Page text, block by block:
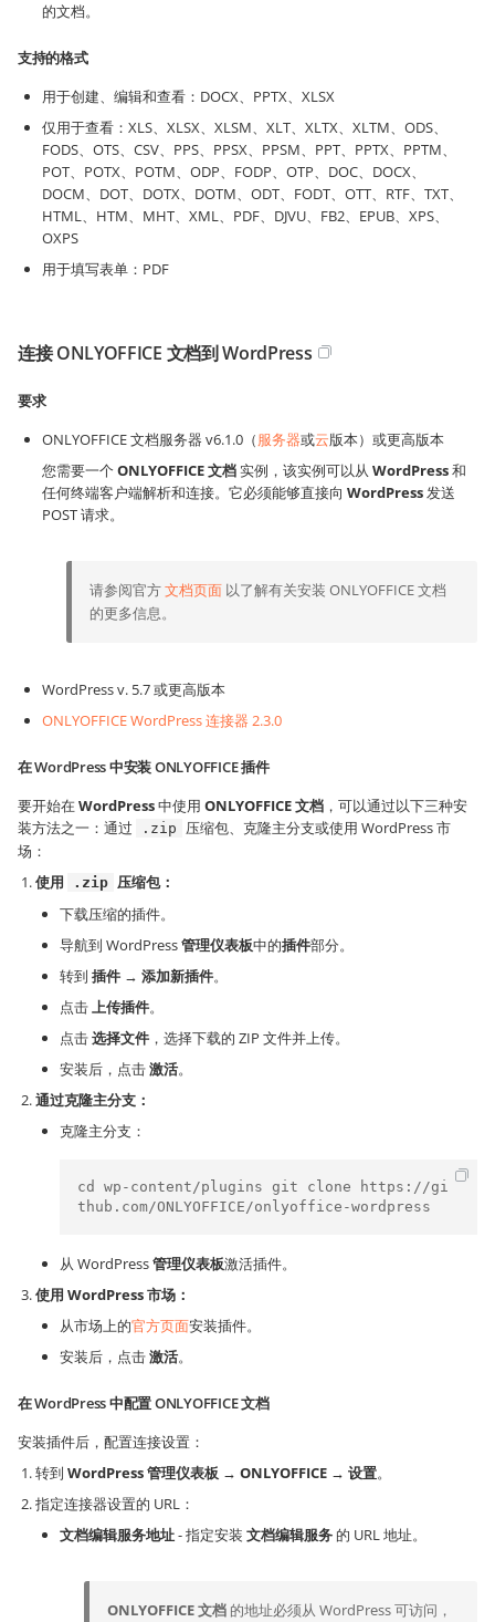
的文档。
支持的格式
用于创建、编辑和查看：DOCX、PPTX、XLSX
仅用于查看：XLS、XLSX、XLSM、XLT、XLTX、XLTM、ODS、
FODS、OTS、CSV、PPS、PPSX、PPSM、PPT、PPTX、PPTM、
POT、POTX、POTM、ODP、FODP、OTP、DOC、DOCX、
DOCM、DOT、DOTX、DOTM、ODT、FODT、OTT、RTF、TXT、
HTML、HTM、MHT、XML、PDF、DJVU、FB2、EPUB、XPS、
OXPS
用于填写表单：PDF
连接 ONLYOFFICE 文档到 WordPress
要求
ONLYOFFICE 文档服务器 v6.1.0（服务器或云版本）或更高版本
您需要一个ONLYOFFICE 文档实例，该实例可以从 WordPress和
任何终端客户端解析和连接。它必须能够直接向 WordPress发送
POST 请求。
请参阅官方文档页面 以了解有关安装 ONLYOFFICE 文档
的更多信息。
WordPress v. 5.7 或更高版本
ONLYOFFICE WordPress 连接器 2.3.0
在 WordPress 中安装 ONLYOFFICE 插件
要开始在WordPress中使用 ONLYOFFICE 文档 ，可以通过以下三种安
装方法之一：通过
.zip
压缩包、克隆主分支或使用 WordPress 市
场：
使用
.zip 压缩包：
下载压缩的插件。
导航到 WordPress管理仪表板中的插件部分。
转到 插件 → 添加新插件。
点击上传插件。
点击选择文件 ，选择下载的 ZIP 文件并上传。
安装后，点击激活。
通过克隆主分支：
克隆主分支：
cd wp-content/plugins git clone https://gi
thub.com/ONLYOFFICE/onlyoffice-wordpress
从 WordPress管理仪表板激活插件。
使用 WordPress 市场：
从市场上的官方页面安装插件。
安装后，点击激活。
在 WordPress 中配置 ONLYOFFICE 文档
安装插件后，配置连接设置：
转到 WordPress 管理仪表板 → ONLYOFFICE → 设置。
指定连接器设置的 URL：
文档编辑服务地址- 指定安装 文档编辑服务 的 URL 地址。
ONLYOFFICE 文档 的地址必须从 WordPress 可访问，